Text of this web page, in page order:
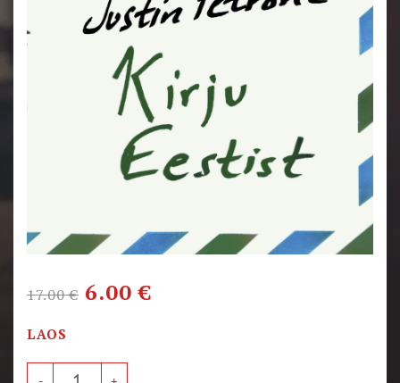
17.00€ 6.00€
LAOS